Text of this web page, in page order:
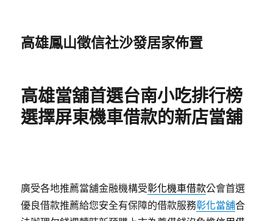
高雄鳳山徵信社沙發居家佈置
高雄當舖首選台南小吃排行榜
選擇屏東機車借款的新店當舖
廣受各地推薦當舖金融機構受彰化機車借款公會首選
優良借款推薦給您安全有保障的借款服務彰化當舖合